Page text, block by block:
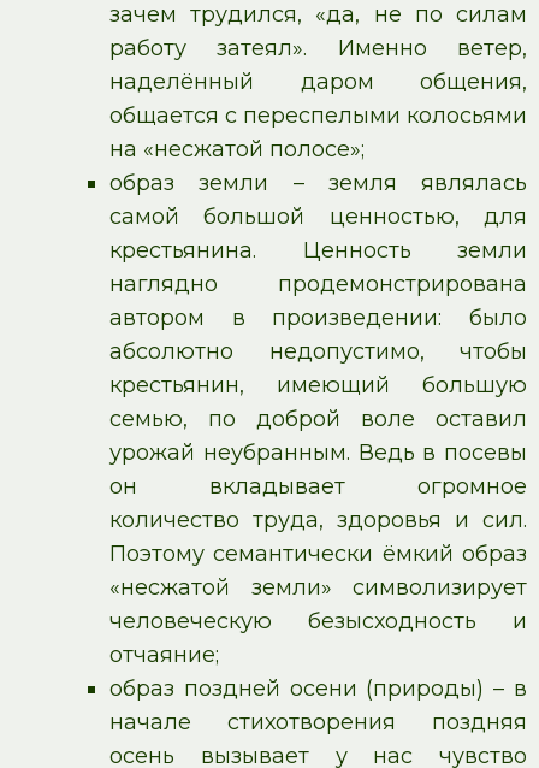
зачем трудился, «да, не по силам
работу затеял». Именно ветер,
наделённый даром общения,
общается с переспелыми колосьями
на «несжатой полосе»;
образ земли – земля являлась
самой большой ценностью, для
крестьянина. Ценность земли
наглядно продемонстрирована
автором в произведении: было
абсолютно недопустимо, чтобы
крестьянин, имеющий большую
семью, по доброй воле оставил
урожай неубранным. Ведь в посевы
он вкладывает огромное
количество труда, здоровья и сил.
Поэтому семантически ёмкий образ
«несжатой земли» символизирует
человеческую безысходность и
отчаяние;
образ поздней осени (природы) – в
начале стихотворения поздняя
осень вызывает у нас чувство